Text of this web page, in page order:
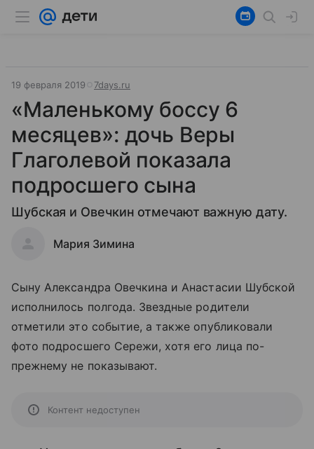
19 февраля 2019 7days.ru
«Маленькому боссу 6
месяцев»: дочь Веры
Глаголевой показала
подросшего сына
Шубская и Овечкин отмечают важную дату.
Мария Зимина
Сыну Александра Овечкина и Анастасии Шубской
исполнилось полгода. Звездные родители
отметили это событие, а также опубликовали
фото подросшего Сережи, хотя его лица по-
прежнему не показывают.
Контент недоступен